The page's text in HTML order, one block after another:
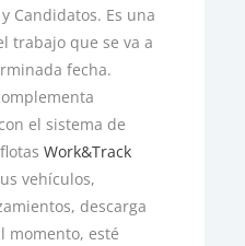
Candidatos. Es una
trabajo que se va a
fecha.
el sistema de
Work&Track
vehículos,
descarga
momento, esté